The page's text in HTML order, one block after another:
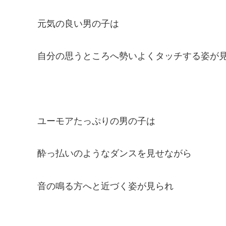
元気の良い男の子は
自分の思うところへ勢いよくタッチする姿が
ユーモアたっぷりの男の子は
酔っ払いのようなダンスを見せながら
音の鳴る方へと近づく姿が見られ